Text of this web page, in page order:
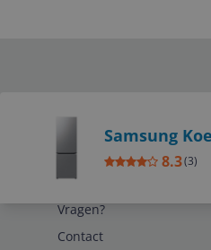
Samsung
8.3(3)
Service
Vragen?
Contact